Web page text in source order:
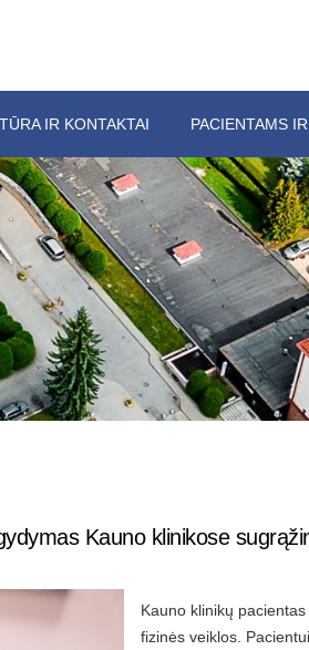
IR KONTAKTAI PACIENTAMS
Kauno klinikose
Kauno klinikų
fizinės veiklos.